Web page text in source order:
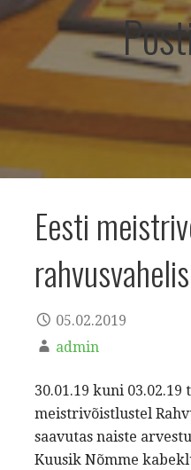
Eesti
05.02.2019
admin
30.01.19 kuni
meistrivõistlustel
saavutas naiste
Kuusik Nõmme